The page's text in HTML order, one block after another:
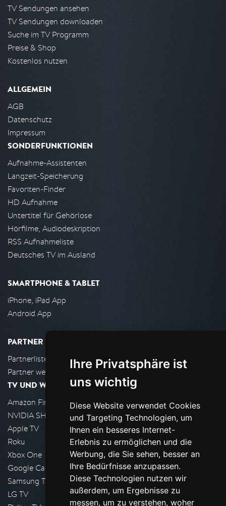
Ihre Privatsphäre ist
uns wichtig
Diese Website verwendet Cookies
und Targeting Technologien, um
Ihnen ein besseres Internet-
Erlebnis zu ermöglichen und die
Werbung, die Sie sehen, besser an
Ihre Bedürfnisse anzupassen.
Diese Technologien nutzen wir
außerdem, um Ergebnisse zu
messen, um zu verstehen, woher
TV Sendungen ansehen
TV Sendungen downloaden
Suche im TV Programm
Preise & Shop
Kostenlos nutzen
ALLGEMEIN
AGB
Datenschutz
Impressum
SONDERFUNKTIONEN
Aufnahme-Assistenten
Langzeit-Speicherung
Favoriten-Finder
HD Aufnahme
Untertitel für Gehörlose
Hörfilme, Audiodeskription
RSS Aufnahmeliste
Deutsches TV im Ausland
SMARTPHONE & TABLET
iPhone, iPad App
Android App
PARTNER
Partnerliste
Partner werden
TV UND WOHNZIMMER
Amazon FireTV
NVIDIA SHIELD, Google TV
Apple TV
Roku
Xbox One
Google Cast
Samsung TV
LG TV